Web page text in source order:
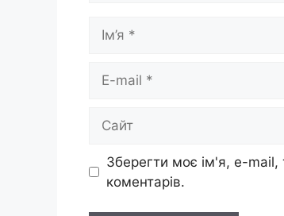
mail
Зберегти моє ім'я, e-mail,
коментарів.